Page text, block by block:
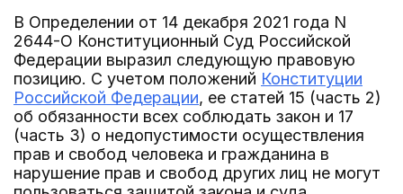
В Определении от 14 декабря 2021 года N
2644-О Конституционный Суд Российской
Федерации выразил следующую правовую
позицию. С учетом положений Конституции
Российской Федерации, ее статей 15 (часть 2)
об обязанности всех соблюдать закон и 17
(часть 3) о недопустимости осуществления
прав и свобод человека и гражданина в
нарушение прав и свобод других лиц не могут